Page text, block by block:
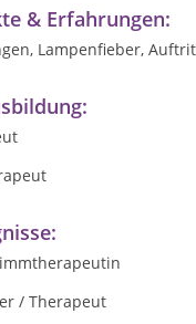
& Erfahrungen:
Lampenfieber,
/ Therapeut